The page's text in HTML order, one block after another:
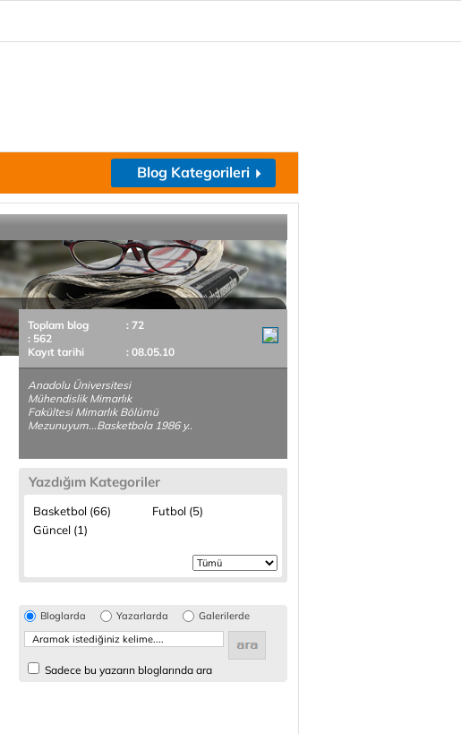
Blog Kategorileri
Toplam blog
: 72
: 562
Kayıt tarihi
: 08.05.10
Anadolu Üniversitesi
Mühendislik Mimarlık
Fakültesi Mimarlık Bölümü
Mezunuyum...Basketbola 1986 y..
Yazdığım Kategoriler
Basketbol (66)
Futbol (5)
Güncel (1)
Bloglarda Yazarlarda Galerilerde
Sadece bu yazarın bloglarında ara